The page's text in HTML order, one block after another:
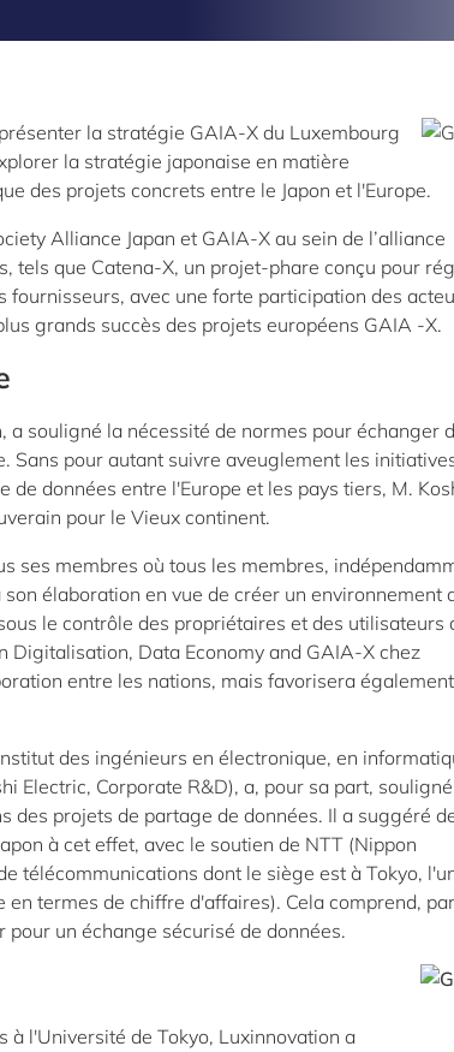
la stratégie GAIA-X du Luxembourg
la stratégie japonaise en matière
des projets concrets entre le Japon et l'Europe.
Alliance Japan et GAIA-X au sein de l’alliance
tels que Catena-X, un projet-phare conçu pour
fournisseurs, avec une forte participation des
grands succès des projets européens GAIA -X.
a souligné la nécessité de normes pour échanger
Sans pour autant suivre aveuglement les
données entre l'Europe et les pays tiers, M.
pour le Vieux continent.
ses membres où tous les membres,
élaboration en vue de créer un environnement
le contrôle des propriétaires et des utilisateurs
Digitalisation, Data Economy and GAIA-X chez
entre les nations, mais favorisera
des ingénieurs en électronique, en
Electric, Corporate R&D), a, pour sa part,
des projets de partage de données. Il a suggéré
à cet effet, avec le soutien de NTT (Nippon
télécommunications dont le siège est à Tokyo,
termes de chiffre d'affaires). Cela comprend, par
un échange sécurisé de données.
à l'Université de Tokyo, Luxinnovation a